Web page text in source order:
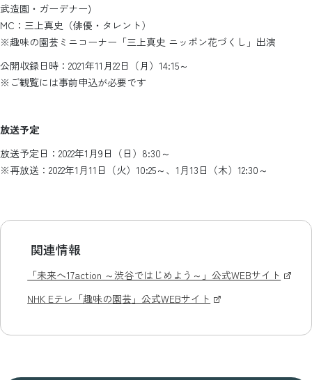
武造園・ガーデナー)
MC：三上真史（俳優・タレント）
※趣味の園芸ミニコーナー「三上真史 ニッポン花づくし」出演
公開収録日時：2021年11月22日（月）14:15～
※ご観覧には事前申込が必要です
放送予定
放送予定日：2022年1月9日（日）8:30～
※再放送：2022年1月11日（火）10:25～、1月13日（木）12:30～
関連情報
「未来へ17action ～渋谷ではじめよう～」公式WEBサイト
NHK Eテレ「趣味の園芸」公式WEBサイト